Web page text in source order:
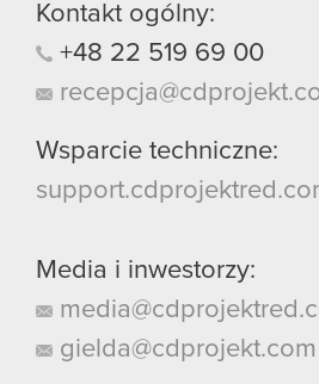
Kontakt ogólny:
+48 22 519 69 00
Wsparcie techniczne:
Media i inwestorzy:
gielda@cdprojekt.com